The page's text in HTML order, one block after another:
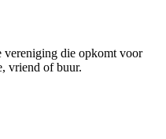
die opkomt voor
vriend of buur.